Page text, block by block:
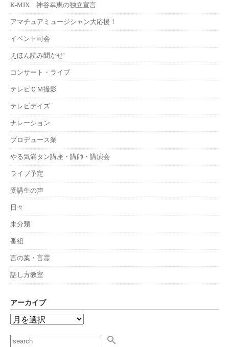
K-MIX 神谷幸恵の独立宣言
アマチュアミュージシャン大応援！
イベント司会
えほん読み聞かせ'
コンサート・ライブ
テレビＣＭ撮影
テレビデイズ
ナレーション
プロデュース業
やる気満タン講座・講師・講演会
ライブ予定
受講生の声
日々
未分類
番組
言の葉・言霊
話し方教室
アーカイブ